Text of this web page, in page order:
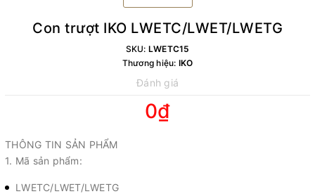
Con trượt IKO LWETC/LWET/LWETG
SKU: LWETC15
Thương hiệu: IKO
Đánh giá
0₫
THÔNG TIN SẢN PHẨM
1. Mã sản phẩm:
LWETC/LWET/LWETG